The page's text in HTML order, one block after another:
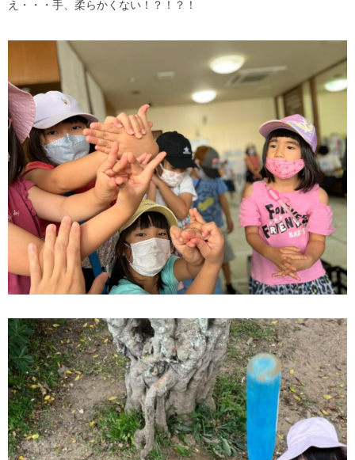
え・・・手、柔らかくない！？！？！